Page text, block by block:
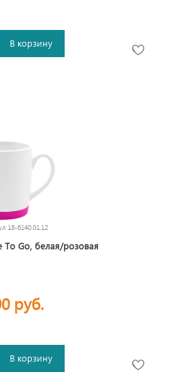
В корзину
18-6140.01.12
To Go, белая/розовая
руб.
В корзину